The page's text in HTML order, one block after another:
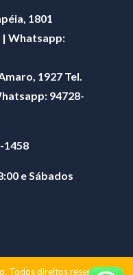
1801
| Whatsapp:
1927 Tel.
94728-
1458
e Sábados
Todos direitos reservados